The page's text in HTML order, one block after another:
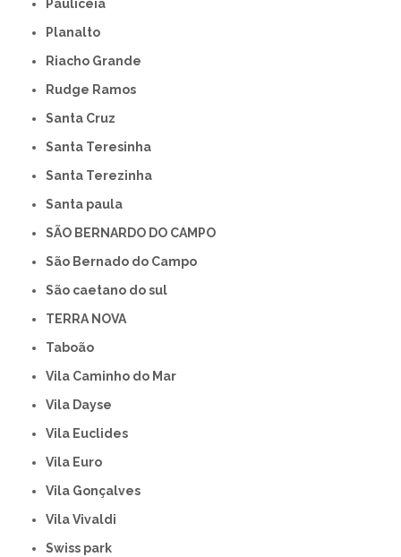
Paulicéia
Planalto
Riacho Grande
Rudge Ramos
Santa Cruz
Santa Teresinha
Santa Terezinha
Santa paula
SÃO BERNARDO DO CAMPO
São Bernado do Campo
São caetano do sul
TERRA NOVA
Taboão
Vila Caminho do Mar
Vila Dayse
Vila Euclides
Vila Euro
Vila Gonçalves
Vila Vivaldi
swiss park